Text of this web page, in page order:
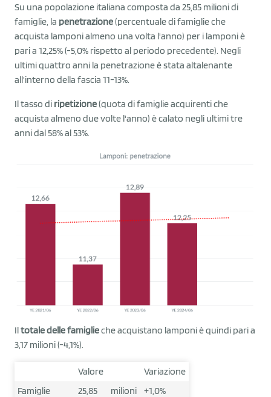
Su una popolazione italiana composta da 25,85 milioni di
famiglie, la penetrazione(percentuale di famiglie che
acquista lamponi almeno una volta l'anno) per i lamponi è
pari a 12,25% (-5,0% rispetto al periodo precedente). Negli
ultimi quattro anni la penetrazione è stata altalenante
all'interno della fascia 11-13%.
Il tasso di ripetizione(quota di famiglie acquirenti che
acquista almeno due volte l'anno) è calato negli ultimi tre
anni dal 58% al 53%.
Iltotale delle famiglieche acquistano lamponi è quindi pari a
3,17 milioni (-4,1%).
Valore
Variazione
Famiglie
25,85 milioni
+1,0%